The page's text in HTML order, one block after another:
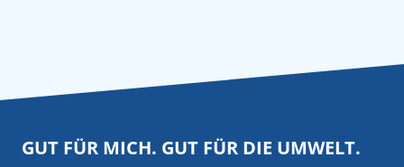
GUT FÜR MICH. GUT FÜR DIE UMWELT.